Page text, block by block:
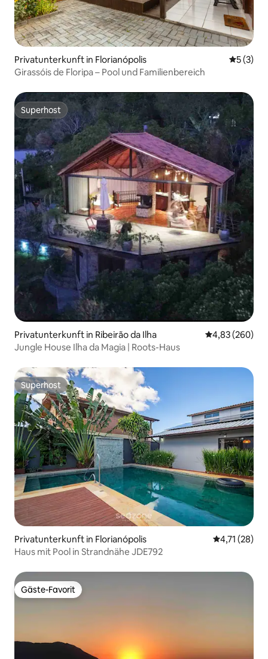
Privatunterkunft in Florianópolis
5 (3)
Girassóis de Floripa – Pool und Familienbereich
Superhost
Superhost
Privatunterkunft in Ribeirão da Ilha
4,83 (260)
Jungle House Ilha da Magia | Roots-Haus
Superhost
Superhost
Privatunterkunft in Florianópolis
4,71 (28)
Haus mit Pool in Strandnähe JDE792
Gäste-Favorit
Gäste-Favorit